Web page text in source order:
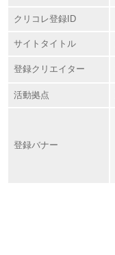
クリコレ登録ID
サイトタイトル
登録クリエイター
活動拠点
登録バナー